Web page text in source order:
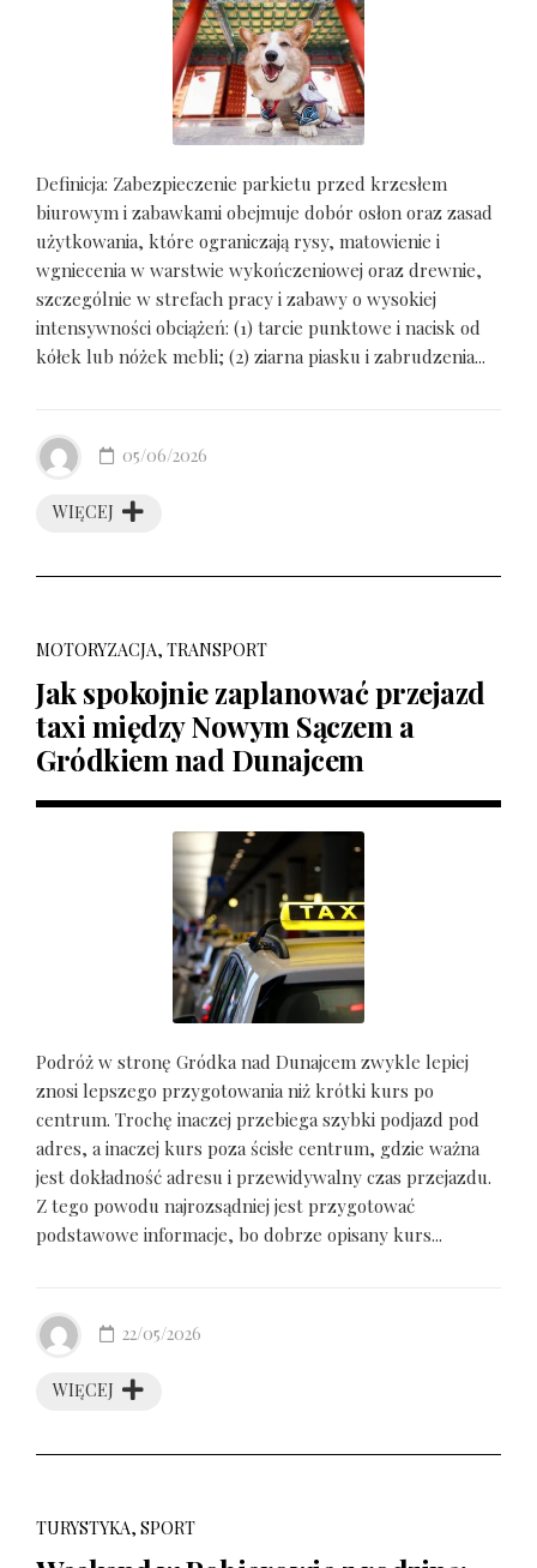
Definicja: Zabezpieczenie parkietu przed krzesłem
biurowym i zabawkami obejmuje dobór osłon oraz zasad
użytkowania, które ograniczają rysy, matowienie i
wgniecenia w warstwie wykończeniowej oraz drewnie,
szczególnie w strefach pracy i zabawy o wysokiej
intensywności obciążeń: (1) tarcie punktowe i nacisk od
kółek lub nóżek mebli; (2) ziarna piasku i zabrudzenia...
WIĘCEJ
05/06/2026
MOTORYZACJA, TRANSPORT
Jak spokojnie zaplanować przejazd
taxi między Nowym Sączem a
Gródkiem nad Dunajcem
Podróż w stronę Gródka nad Dunajcem zwykle lepiej
znosi lepszego przygotowania niż krótki kurs po
centrum. Trochę inaczej przebiega szybki podjazd pod
adres, a inaczej kurs poza ścisłe centrum, gdzie ważna
jest dokładność adresu i przewidywalny czas przejazdu.
Z tego powodu najrozsądniej jest przygotować
podstawowe informacje, bo dobrze opisany kurs...
WIĘCEJ
22/05/2026
TURYSTYKA, SPORT